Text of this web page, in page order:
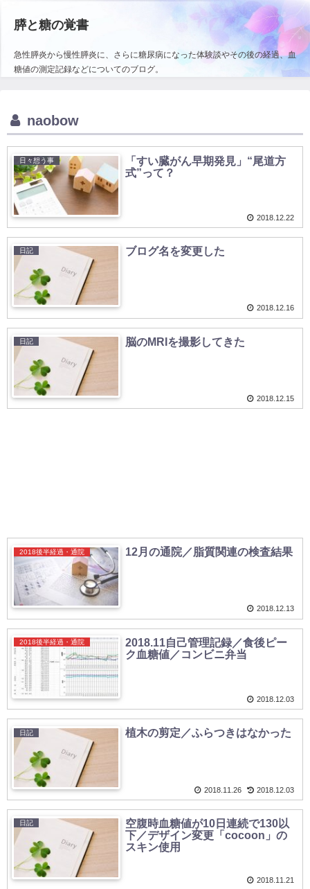
膵と糖の覚書
急性膵炎から慢性膵炎に、さらに糖尿病になった体験談やその後の経過、血
糖値の測定記録などについてのブログ。
naobow
日々想う事
「すい臓がん早期発見」“尾道方
式”って？
2018.12.22
日記 ブログ名を変更した
2018.12.16
日記 脳のMRIを撮影してきた
2018.12.15
2018後半経過・通院 12月の通院／脂質関連の検査結果
2018.12.13
2018後半経過・通院
2018.11自己管理記録／食後ピー
ク血糖値／コンビニ弁当
2018.12.03
日記 植木の剪定／ふらつきはなかった
2018.11.26 2018.12.03
日記
空腹時血糖値が10日連続で130以
下／デザイン変更「cocoon」の
スキン使用
2018.11.21